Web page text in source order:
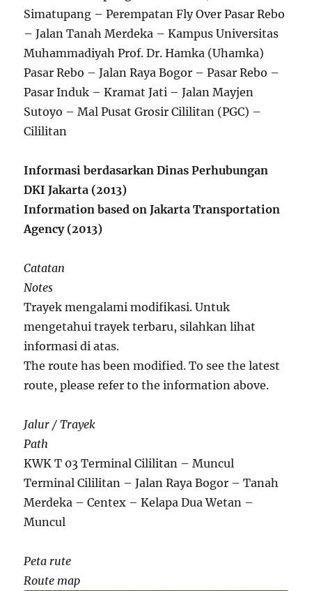
Simatupang – Perempatan Fly Over Pasar Rebo
– Jalan Tanah Merdeka – Kampus Universitas
Muhammadiyah Prof. Dr. Hamka (Uhamka)
Pasar Rebo – Jalan Raya Bogor – Pasar Rebo –
Pasar Induk – Kramat Jati – Jalan Mayjen
Sutoyo – Mal Pusat Grosir Cililitan (PGC) –
Cililitan
Informasi berdasarkan Dinas Perhubungan
DKI Jakarta (2013)
Information based on Jakarta Transportation
Agency (2013)
Catatan
Notes
Trayek mengalami modifikasi. Untuk
mengetahui trayek terbaru, silahkan lihat
informasi di atas.
The route has been modified. To see the latest
route, please refer to the information above.
Jalur / Trayek
Path
KWK T 03 Terminal Cililitan – Muncul
Terminal Cililitan – Jalan Raya Bogor – Tanah
Merdeka – Centex – Kelapa Dua Wetan –
Muncul
Peta rute
Route map